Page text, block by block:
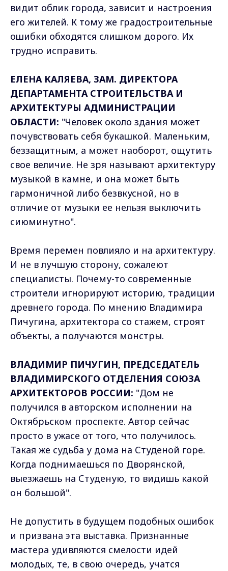
видит облик города, зависит и настроения
его жителей. К тому же градостроительные
ошибки обходятся слишком дорого. Их
трудно исправить.
ЕЛЕНА КАЛЯЕВА, ЗАМ. ДИРЕКТОРА
ДЕПАРТАМЕНТА СТРОИТЕЛЬСТВА И
АРХИТЕКТУРЫ АДМИНИСТРАЦИИ
ОБЛАСТИ: "Человек около здания может
почувствовать себя букашкой. Маленьким,
беззащитным, а может наоборот, ощутить
свое величие. Не зря называют архитектуру
музыкой в камне, и она может быть
гармоничной либо безвкусной, но в
отличие от музыки ее нельзя выключить
сиюминутно".
Время перемен повлияло и на архитектуру.
И не в лучшую сторону, сожалеют
специалисты. Почему-то современные
строители игнорируют историю, традиции
древнего города. По мнению Владимира
Пичугина, архитектора со стажем, строят
объекты, а получаются монстры.
ВЛАДИМИР ПИЧУГИН, ПРЕДСЕДАТЕЛЬ
ВЛАДИМИРСКОГО ОТДЕЛЕНИЯ СОЮЗА
АРХИТЕКТОРОВ РОССИИ: "Дом не
получился в авторском исполнении на
Октябрьском проспекте. Автор сейчас
просто в ужасе от того, что получилось.
Такая же судьба у дома на Студеной горе.
Когда поднимаешься по Дворянской,
выезжаешь на Студеную, то видишь какой
он большой".
Не допустить в будущем подобных ошибок
и призвана эта выставка. Признанные
мастера удивляются смелости идей
молодых, те, в свою очередь, учатся